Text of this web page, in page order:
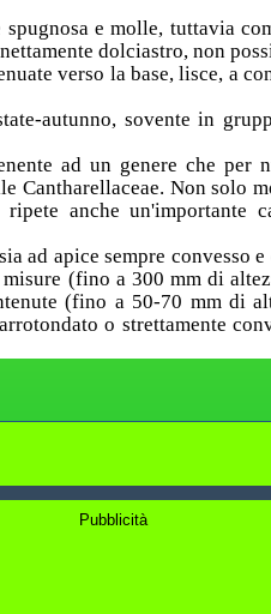
Pubblicità
e molle, tuttavia
dolciastro, non
verso la base, lisce, a
autunno, sovente in
ad un genere che per
Cantharellaceae. Non solo
anche un'importante
ad apice sempre convesso
(fino a 300 mm di
(fino a 50-70 mm di
o strettamente